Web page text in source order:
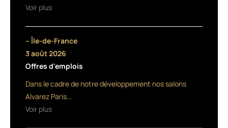
est
cœur
maillage
socio-
économique,
Voir plus
– Île-de-France
3 août 2026
Offres d'emplois
Dans le cadre de notre développement nos salons
Alvarez Paris...
Voir plus